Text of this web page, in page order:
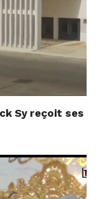
Sy reçoit ses